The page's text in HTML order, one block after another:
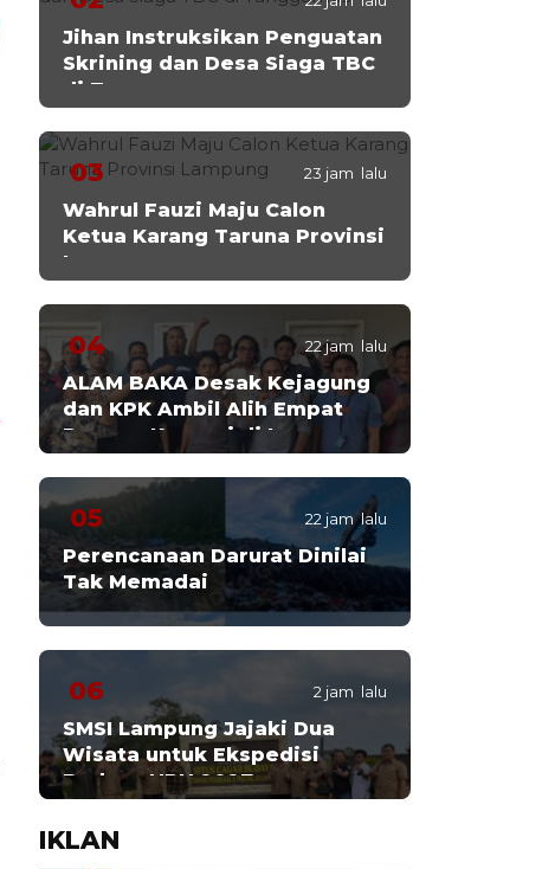
Jihan Instruksikan Penguatan
Skrining dan Desa Siaga TBC
di Tanggamus
03 23 jam lalu
Wahrul Fauzi Maju Calon
Ketua Karang Taruna Provinsi
Lampung
04 22 jam lalu
ALAM BAKA Desak Kejagung
dan KPK Ambil Alih Empat
Dugaan Korupsi di Lampung
05 22 jam lalu
Perencanaan Darurat Dinilai
Tak Memadai
06 2 jam lalu
SMSI Lampung Jajaki Dua
Wisata untuk Ekspedisi
Budaya HPN 2027
IKLAN